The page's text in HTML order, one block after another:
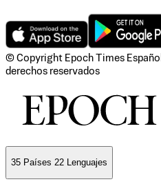
© Copyright Epoch Times Español
derechos reservados
35 Países 22 Lenguajes